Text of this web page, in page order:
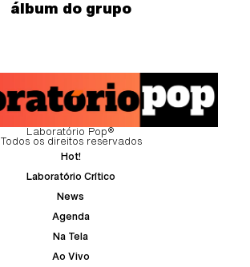
álbum do grupo
Laboratório Pop®
Todos os direitos reservados
Hot!
Laboratório Crítico
News
Agenda
Na Tela
Ao Vivo